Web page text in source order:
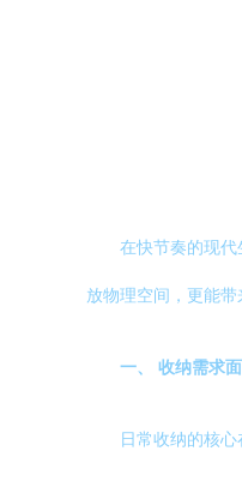
在快节奏的现
放物理空间，更能
一、 收纳需求
日常收纳的核